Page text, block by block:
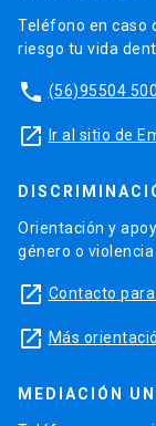
Teléfono en caso
riesgo tu vida
phone (56)95504
launch Ir al sitio de
Orientación y
género o violencia
launch Contacto
launch Más
MEDIACIÓN